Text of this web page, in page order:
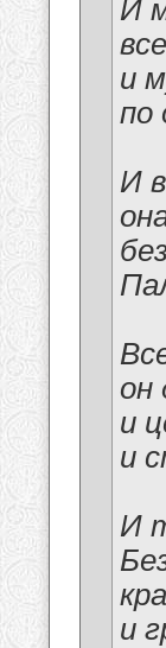
И
и
по
И
он
и
и
И
и